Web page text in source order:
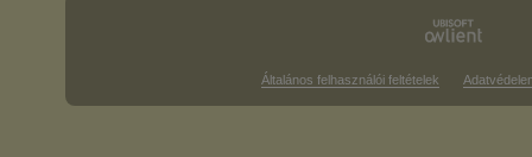
Általános felhasználói feltételek